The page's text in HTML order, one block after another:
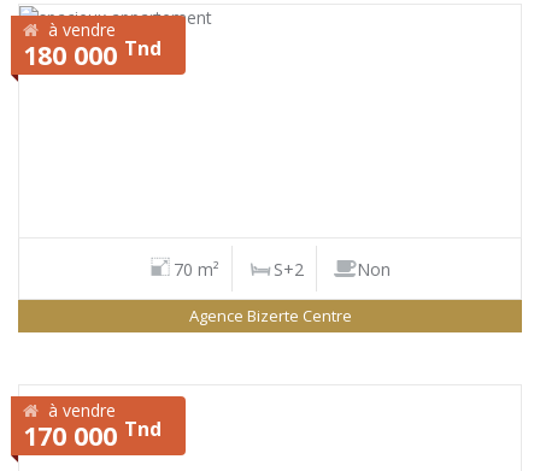
à vendre
180 000 Tnd
70 m² S+2 Non
Agence Bizerte Centre
à vendre
170 000 Tnd